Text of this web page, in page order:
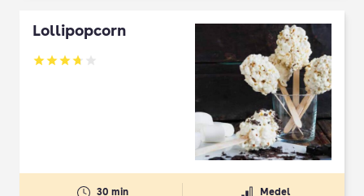
Lollipopcorn
Betyg: 3.72 av 5
30 min Medel